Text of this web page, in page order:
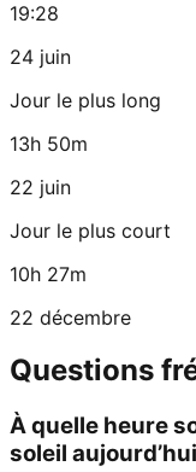
19:28
24 juin
Jour le plus long
13h 50m
22 juin
Jour le plus court
10h 27m
22 décembre
Questions
À quelle heure
soleil